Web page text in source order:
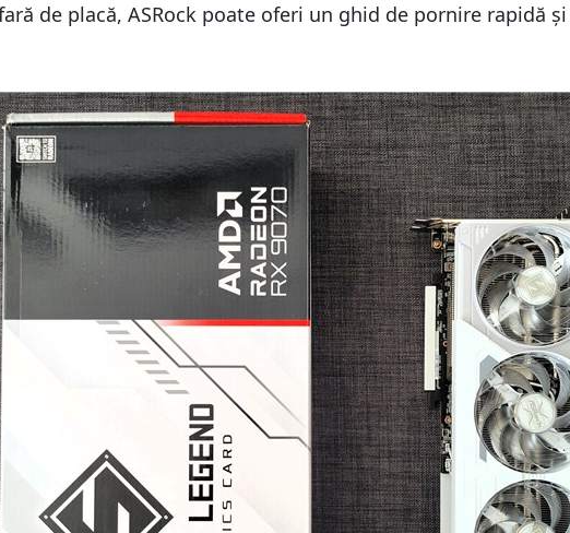
de placă, ASRock poate oferi un ghid de pornire rapidă